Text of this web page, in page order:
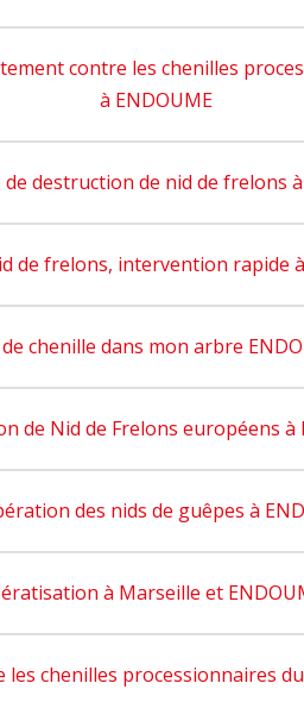
contre les chenilles
à ENDOUME
destruction de nid de frelons
de frelons, intervention rapide
chenille dans mon arbre
de Nid de Frelons européens à
des nids de guêpes à
à Marseille et
les chenilles processionnaires